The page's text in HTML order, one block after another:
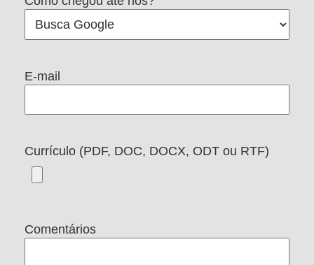
E-mail
Currículo (PDF, DOC, DOCX, ODT ou RTF)
Comentários